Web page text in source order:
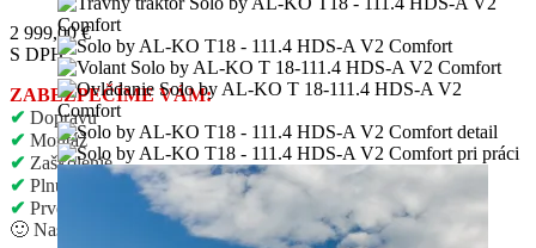
2 999,00 €
S DPH
ZABEZPEČÍME VÁM:
✔ Dopravu
✔ Montáž
✔ Zaškolenie
✔ Plnú nádrž
✔ Prvé spustenie
🙂 Nasadneš a kosíš